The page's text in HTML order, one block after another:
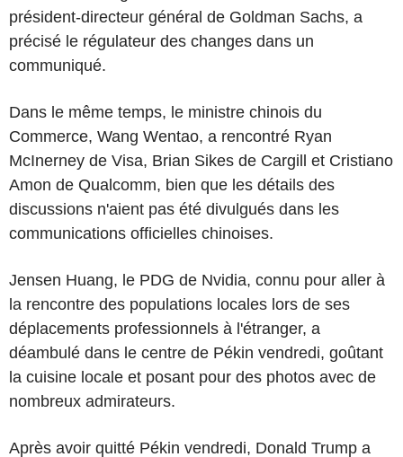
président-directeur général de Goldman Sachs, a
précisé le régulateur des changes dans un
communiqué.
Dans le même temps, le ministre chinois du
Commerce, Wang Wentao, a rencontré Ryan
McInerney de Visa, Brian Sikes de Cargill et Cristiano
Amon de Qualcomm, bien que les détails des
discussions n'aient pas été divulgués dans les
communications officielles chinoises.
Jensen Huang, le PDG de Nvidia, connu pour aller à
la rencontre des populations locales lors de ses
déplacements professionnels à l'étranger, a
déambulé dans le centre de Pékin vendredi, goûtant
la cuisine locale et posant pour des photos avec de
nombreux admirateurs.
Après avoir quitté Pékin vendredi, Donald Trump a